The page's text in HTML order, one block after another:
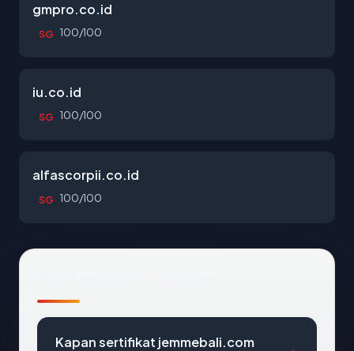
gmpro.co.id
SG 100/100
iu.co.id
SG 100/100
alfascorpii.co.id
SG 100/100
Kapan sertifikat jemmebali.com